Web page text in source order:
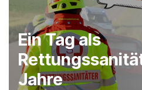
Ein Tag als
Jahre